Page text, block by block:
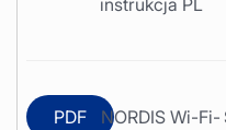
PDF
NORDIS Wi-Fi-